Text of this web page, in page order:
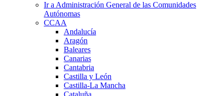
Ir a Administración General de las Comunidades
Autónomas
CCAA
Andalucía
Aragón
Baleares
Canarias
Cantabria
Castilla y León
Castilla-La Mancha
Cataluña